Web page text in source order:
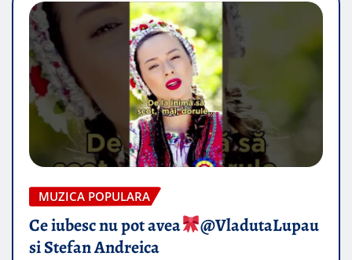
MUZICA POPULARA
Ce iubesc nu pot avea
​@VladutaLupau
si Stefan Andreica